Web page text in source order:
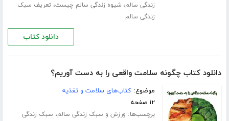
زندگی سالم،شیوه زندگی سالم چیست، تعریف سبک
زندگی سالم
دانلود کتاب
دانلود کتاب چگونه سلامت واقعی را به دست آوریم؟
موضوع:کتاب‌های سلامت و تغذیه
۱۲ صفحه
برچسب‌ها: ورزش‌ و سبک زندگی سالم، سبک زندگی